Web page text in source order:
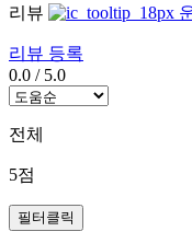
리뷰
리뷰 등록
0.0 / 5.0
전체
5점
필터클릭